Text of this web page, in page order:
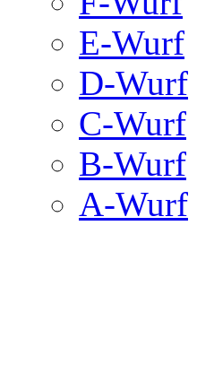
E-Wurf
D-Wurf
C-Wurf
B-Wurf
A-Wurf